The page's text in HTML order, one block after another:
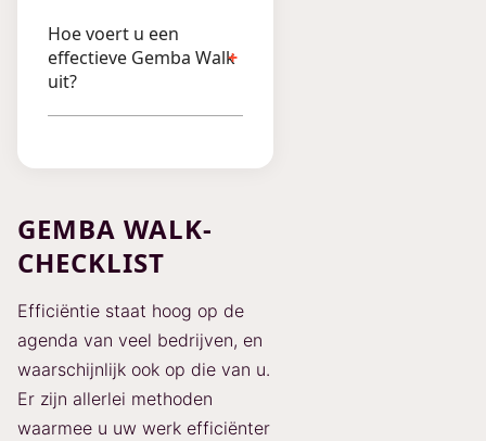
Hoe voert u een
effectieve Gemba Walk
uit?
GEMBA WALK-
CHECKLIST
Efficiëntie staat hoog op de
agenda van veel bedrijven, en
waarschijnlijk ook op die van u.
Er zijn allerlei methoden
waarmee u uw werk efficiënter